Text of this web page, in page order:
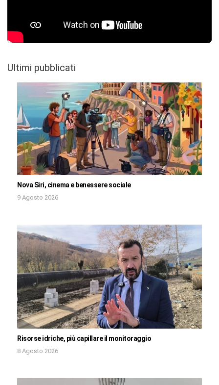
Ultimi pubblicati
Nova Siri, cinema e benessere sociale
9 Agosto 2026
Risorse idriche, più capillare il monitoraggio
8 Agosto 2026